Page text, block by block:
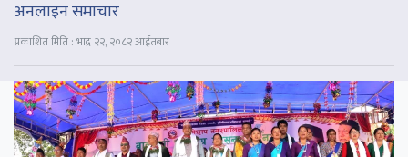
अनलाइन समाचार
प्रकाशित मिति : भाद्र २२, २०८२ आईतबार